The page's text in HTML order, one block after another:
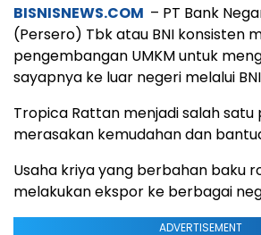
BISNISNEWS.COM – PT Bank
(Persero) Tbk atau BNI konsisten
pengembangan UMKM untuk
sayapnya ke luar negeri melalui
Tropica Rattan menjadi salah satu
merasakan kemudahan dan
Usaha kriya yang berbahan baku
melakukan ekspor ke berbagai
ADVERTISEMENT